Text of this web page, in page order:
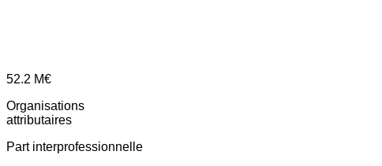
52.2 M€
Organisations
attributaires
Part interprofessionnelle